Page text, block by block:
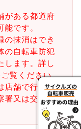
がある都道府
です。
の抹消はでき
の自転車防犯
します。詳し
ご覧ください。
店舗で行うこ
署又は交番ま